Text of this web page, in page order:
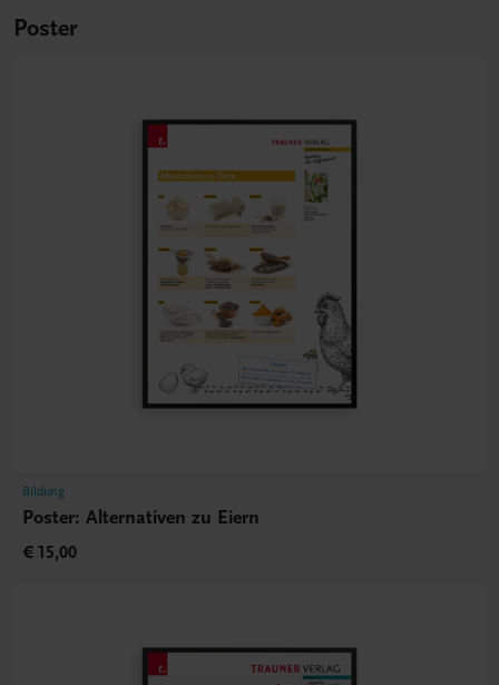
Poster
Bildung
Poster: Alternativen zu Eiern
€ 15,00